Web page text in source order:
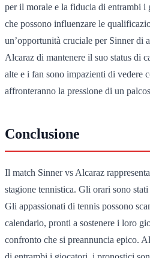
per il morale e la fiducia di entrambi
che possono influenzare le
un’opportunità cruciale per Sinner di
Alcaraz di mantenere il suo status di
alte e i fan sono impazienti di vedere
affronteranno la pressione di un
Conclusione
Il match Sinner vs Alcaraz
stagione tennistica. Gli orari sono stati
Gli appassionati di tennis possono
calendario, pronti a sostenere i loro
confronto che si preannuncia epico.